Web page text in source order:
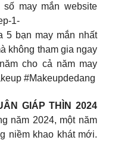
may mắn website
1-
5 bạn may mắn nhất
không tham gia ngay
cho cả năm may
#Makeupdedang
GIÁP THÌN 2024
năm 2024, một năm
niềm khao khát mới.